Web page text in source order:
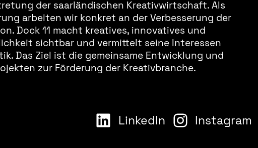
der saarländischen Kreativwirtschaft. Als
arbeiten wir konkret an der Verbesserung der
Dock 11 macht kreatives, innovatives und
sichtbar und vermittelt seine Interessen
Das Ziel ist die gemeinsame Entwicklung und
zur Förderung der Kreativbranche.
LinkedIn Instagram